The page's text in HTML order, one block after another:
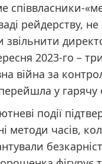
співвласники-
рейдерству, не
2023-го –
війна за
у гарячу
події
методи часів,